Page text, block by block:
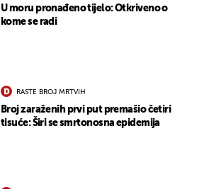
U moru pronađeno tijelo: Otkriveno o
kome se radi
RASTE BROJ MRTVIH
Broj zaraženih prvi put premašio četiri
tisuće: Širi se smrtonosna epidemija